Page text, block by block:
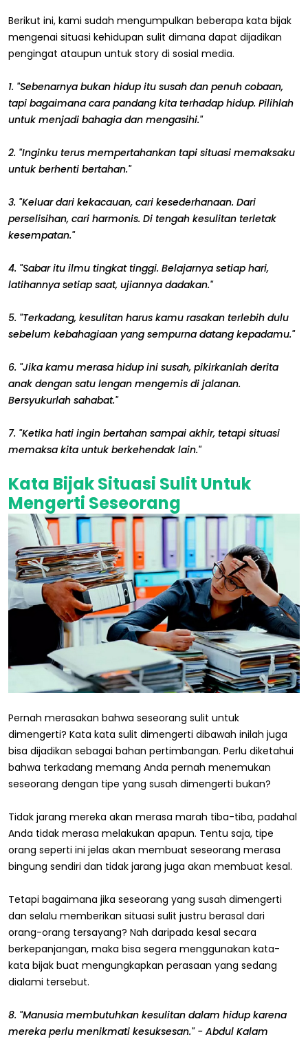
Berikut ini, kami sudah mengumpulkan beberapa kata bijak
mengenai situasi kehidupan sulit dimana dapat dijadikan
pengingat ataupun untuk story di sosial media.
1. "Sebenarnya bukan hidup itu susah dan penuh cobaan,
tapi bagaimana cara pandang kita terhadap hidup. Pilihlah
untuk menjadi bahagia dan mengasihi."
2. "Inginku terus mempertahankan tapi situasi memaksaku
untuk berhenti bertahan."
3. "Keluar dari kekacauan, cari kesederhanaan. Dari
perselisihan, cari harmonis. Di tengah kesulitan terletak
kesempatan."
4. "Sabar itu ilmu tingkat tinggi. Belajarnya setiap hari,
latihannya setiap saat, ujiannya dadakan."
5. "Terkadang, kesulitan harus kamu rasakan terlebih dulu
sebelum kebahagiaan yang sempurna datang kepadamu."
6. "Jika kamu merasa hidup ini susah, pikirkanlah derita
anak dengan satu lengan mengemis di jalanan.
Bersyukurlah sahabat."
7. "Ketika hati ingin bertahan sampai akhir, tetapi situasi
memaksa kita untuk berkehendak lain."
Kata Bijak Situasi Sulit Untuk
Mengerti Seseorang
Pernah merasakan bahwa seseorang sulit untuk
dimengerti? Kata kata sulit dimengerti dibawah inilah juga
bisa dijadikan sebagai bahan pertimbangan. Perlu diketahui
bahwa terkadang memang Anda pernah menemukan
seseorang dengan tipe yang susah dimengerti bukan?
Tidak jarang mereka akan merasa marah tiba-tiba, padahal
Anda tidak merasa melakukan apapun. Tentu saja, tipe
orang seperti ini jelas akan membuat seseorang merasa
bingung sendiri dan tidak jarang juga akan membuat kesal.
Tetapi bagaimana jika seseorang yang susah dimengerti
dan selalu memberikan situasi sulit justru berasal dari
orang-orang tersayang? Nah daripada kesal secara
berkepanjangan, maka bisa segera menggunakan kata-
kata bijak buat mengungkapkan perasaan yang sedang
dialami tersebut.
8. "Manusia membutuhkan kesulitan dalam hidup karena
mereka perlu menikmati kesuksesan." - Abdul Kalam